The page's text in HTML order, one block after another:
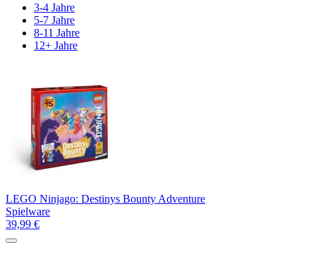
3-4 Jahre
5-7 Jahre
8-11 Jahre
12+ Jahre
LEGO Ninjago: Destinys Bounty Adventure
Spielware
39,99 €